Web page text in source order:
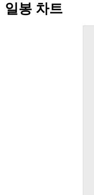
일봉 차트